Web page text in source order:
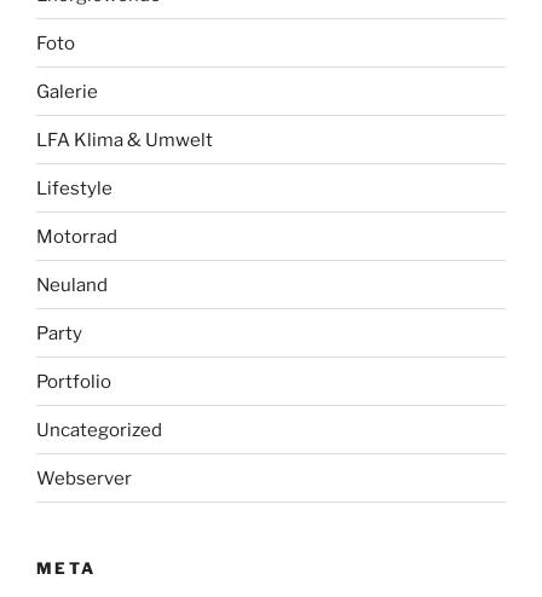
Foto
Galerie
LFA Klima & Umwelt
Lifestyle
Motorrad
Neuland
Party
Portfolio
Uncategorized
Webserver
META